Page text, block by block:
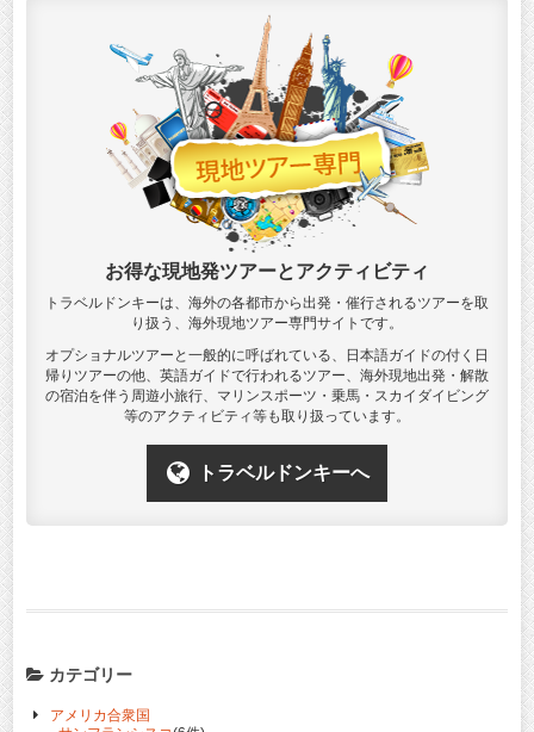
お得な現地発ツアーとアクティビティ
トラベルドンキーは、海外の各都市から出発・催行されるツアーを取
り扱う、海外現地ツアー専門サイトです。
オプショナルツアーと一般的に呼ばれている、日本語ガイドの付く日
帰りツアーの他、英語ガイドで行われるツアー、海外現地出発・解散
の宿泊を伴う周遊小旅行、マリンスポーツ・乗馬・スカイダイビング
等のアクティビティ等も取り扱っています。
トラベルドンキーへ
カテゴリー
アメリカ合衆国